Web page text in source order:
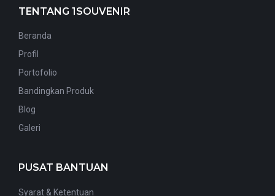
TENTANG 1SOUVENIR
Beranda
Profil
Portofolio
Bandingkan Produk
Blog
Galeri
PUSAT BANTUAN
Syarat & Ketentuan